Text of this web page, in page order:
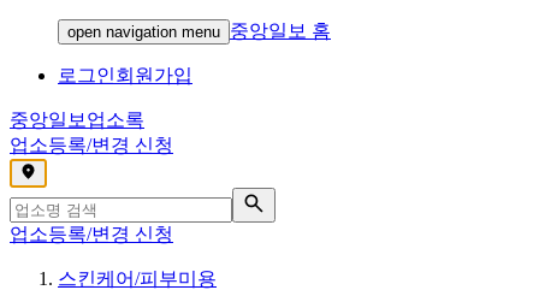
open navigation menu 중앙일보 홈
로그인회원가입
중앙일보 업소록
업소등록/변경 신청
,
업소등록/변경 신청
스킨케어/피부미용